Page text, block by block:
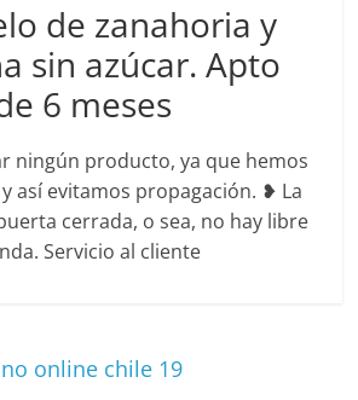
de zanahoria y
sin azúcar. Apto
6 meses
ningún producto, ya que hemos
así evitamos propagación. ❥ La
cerrada, o sea, no hay libre
Servicio al cliente
online chile 19